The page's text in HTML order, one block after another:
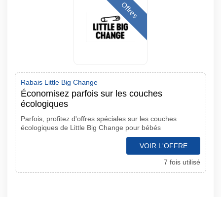
Offres
Rabais Little Big Change
Économisez parfois sur les couches
écologiques
Parfois, profitez d'offres spéciales sur les couches
écologiques de Little Big Change pour bébés
VOIR L'OFFRE
7 fois utilisé